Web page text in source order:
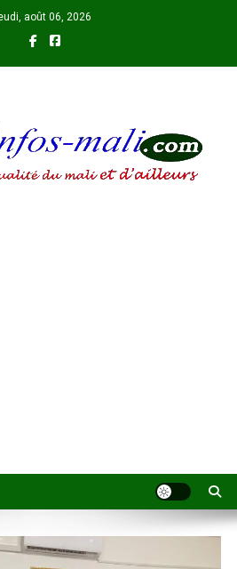
août 06, 2026